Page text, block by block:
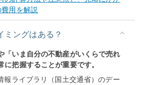
用を解説
ミングはある？
「いま自分の不動産がいくらで売れ
に把握することが重要です。
報ライブラリ（国土交通省）のデー